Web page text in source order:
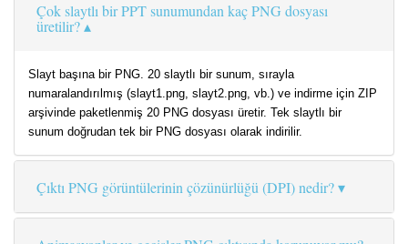
Çok slaytlı bir PPT sunumundan kaç PNG dosyası
üretilir?
Slayt başına bir PNG. 20 slaytlı bir sunum, sırayla
numaralandırılmış (slayt1.png, slayt2.png, vb.) ve indirme için ZIP
arşivinde paketlenmiş 20 PNG dosyası üretir. Tek slaytlı bir
sunum doğrudan tek bir PNG dosyası olarak indirilir.
Çıktı PNG görüntülerinin çözünürlüğü (DPI) nedir?